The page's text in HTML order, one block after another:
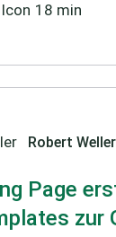
18 min
Robert Weller
Page
zur